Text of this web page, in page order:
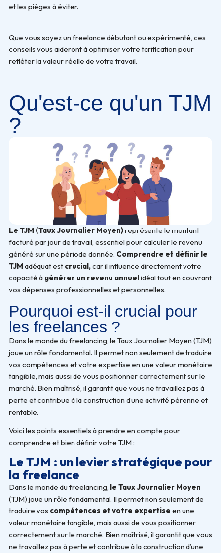
et les pièges à éviter.
Que vous soyez un freelance débutant ou expérimenté, ces
conseils vous aideront à optimiser votre tarification pour
refléter la valeur réelle de votre travail.
Qu'est-ce qu'un TJM
?
Le TJM (Taux Journalier Moyen)représente le montant
facturé par jour de travail, essentiel pour calculer le revenu
généré sur une période donnée. Comprendre et définir le
TJM adéquat est crucial,car il influence directement votre
capacité àgénérer un revenu annuel idéal tout en couvrant
vos dépenses professionnelles et personnelles.
Pourquoi est-il crucial pour
les freelances ?
Dans le monde du freelancing, le Taux Journalier Moyen (TJM)
joue un rôle fondamental. Il permet non seulement de traduire
vos compétences et votre expertise en une valeur monétaire
tangible, mais aussi de vous positionner correctement sur le
marché. Bien maîtrisé, il garantit que vous ne travaillez pas à
perte et contribue à la construction d’une activité pérenne et
rentable.
Voici les points essentiels à prendre en compte pour
comprendre et bien définir votre TJM :
Le TJM : un levier stratégique pour
la freelance
Dans le monde du freelancing, le Taux Journalier Moyen
(TJM) joue un rôle fondamental. Il permet non seulement de
traduire vos compétences et votre expertise en une
valeur monétaire tangible, mais aussi de vous positionner
correctement sur le marché. Bien maîtrisé, il garantit que vous
ne travaillez pas à perte et contribue à la construction d’une